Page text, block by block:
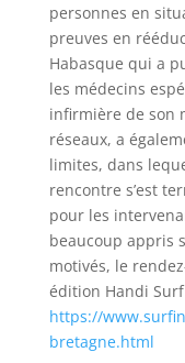
personnes en
preuves en
Habasque qui a
les médecins
infirmière de son
réseaux, a
limites, dans
rencontre s’est
pour les
beaucoup appris
motivés, le
édition Handi
https://
bretagne.html